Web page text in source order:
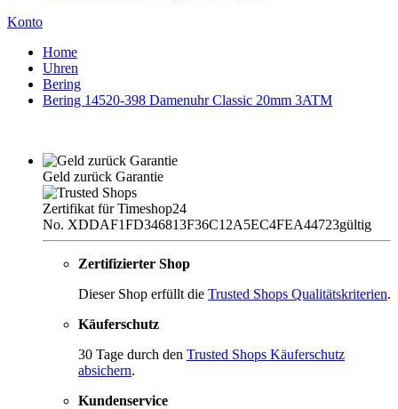
Konto
Home
Uhren
Bering
Bering 14520-398 Damenuhr Classic 20mm 3ATM
Geld zurück Garantie
Zertifikat für Timeshop24
No. XDDAF1FD346813F36C12A5EC4FEA44723gültig
Zertifizierter Shop
Dieser Shop erfüllt die Trusted Shops Qualitätskriterien.
Käuferschutz
30 Tage durch den Trusted Shops Käuferschutz
absichern.
Kundenservice